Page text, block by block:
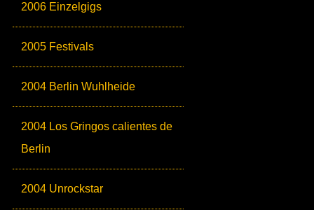
2006 Einzelgigs
2005 Festivals
2004 Berlin Wuhlheide
2004 Los Gringos calientes de
Berlin
2004 Unrockstar